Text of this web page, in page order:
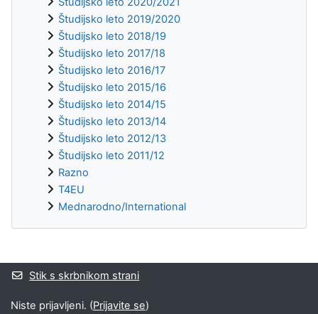
Študijsko leto 2019/2020
Študijsko leto 2018/19
Študijsko leto 2017/18
Študijsko leto 2016/17
Študijsko leto 2015/16
Študijsko leto 2014/15
Študijsko leto 2013/14
Študijsko leto 2012/13
Študijsko leto 2011/12
Razno
T4EU
Mednarodno/International
Supplementary blocks
Stik s skrbnikom strani
Niste prijavljeni. (Prijavite se)